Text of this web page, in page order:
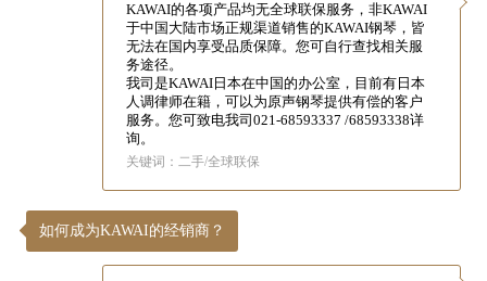
KAWAI的各项产品均无全球联保服务，非KAWAI
于中国大陆市场正规渠道销售的KAWAI钢琴，皆
无法在国内享受品质保障。您可自行查找相关服
务途径。
我司是KAWAI日本在中国的办公室，目前有日本
人调律师在籍，可以为原声钢琴提供有偿的客户
服务。您可致电我司021-68593337 /68593338详
询。
关键词：二手/全球联保
如何成为KAWAI的经销商？